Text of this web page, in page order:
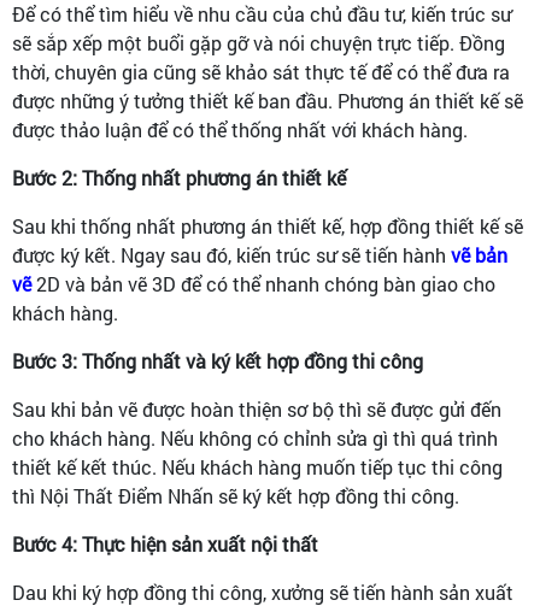
Để có thể tìm hiểu về nhu cầu của chủ đầu tư, kiến trúc sư
sẽ sắp xếp một buổi gặp gỡ và nói chuyện trực tiếp. Đồng
thời, chuyên gia cũng sẽ khảo sát thực tế để có thể đưa ra
được những ý tưởng thiết kế ban đầu. Phương án thiết kế sẽ
được thảo luận để có thể thống nhất với khách hàng.
Bước 2: Thống nhất phương án thiết kế
Sau khi thống nhất phương án thiết kế, hợp đồng thiết kế sẽ
được ký kết. Ngay sau đó, kiến trúc sư sẽ tiến hành vẽ bản
vẽ2D và bản vẽ 3D để có thể nhanh chóng bàn giao cho
khách hàng.
Bước 3: Thống nhất và ký kết hợp đồng thi công
Sau khi bản vẽ được hoàn thiện sơ bộ thì sẽ được gửi đến
cho khách hàng. Nếu không có chỉnh sửa gì thì quá trình
thiết kế kết thúc. Nếu khách hàng muốn tiếp tục thi công
thì Nội Thất Điểm Nhấn sẽ ký kết hợp đồng thi công.
Bước 4: Thực hiện sản xuất nội thất
Dau khi ký hợp đồng thi công, xưởng sẽ tiến hành sản xuất